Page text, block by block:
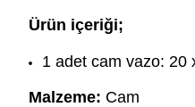
Ürün içeriği;
1 adet cam vazo: 20
Malzeme: Cam